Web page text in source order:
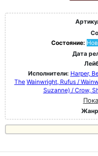
Состояние:
Дата
Исполнители: Harper,
The Wainwright, Rufus /
Suzanne) / Crow,